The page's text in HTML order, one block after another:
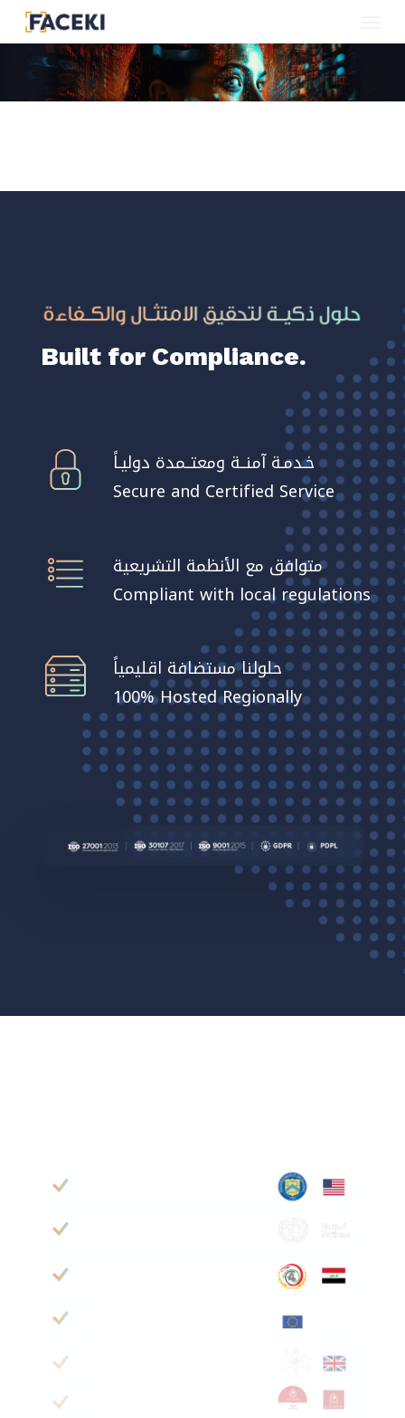
Skip
to
Built for Compliance.
خـدمـة آمنــة ومعتــمدة دوليـاً
Secure and Certified Service
متوافق مع الأنظمة التشريعية
Compliant with local regulations
حلولنا مستضافة اقليمياً
100% Hosted Regionally